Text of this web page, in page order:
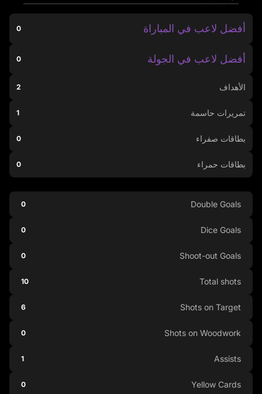
أفضل لاعب في المباراة 0
أفضل لاعب في الجولة 0
الأهداف 2
تمريرات حاسمة 1
بطاقات صفراء 0
بطاقات حمراء 0
Double Goals
0
Dice Goals
0
Shoot-out Goals
0
Total shots
10
Shots on Target
6
Shots on Woodwork
0
Assists
1
Yellow Cards
0